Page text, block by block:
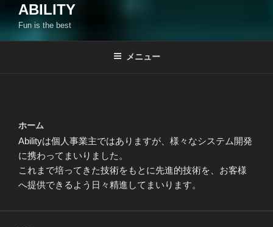
ABILITY
Fun is the best
メニュー
ホーム
Abilityは個人事業主ではありますが、様々なシステム開発
に携わってまいりました。
これまで培ってきた技術をもとに先進的技術を、お客様
へ提供できるよう日々精進してまいります。